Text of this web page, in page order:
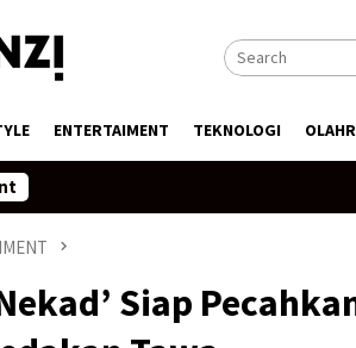
ENTERTAIMENT TEKNOLOGI
Siap